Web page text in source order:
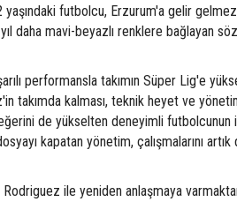
futbolcu, Erzurum'a gelir
daha mavi-beyazlı renklere bağlayan
performansla takımın Süper Lig'e
takımda kalması, teknik heyet ve
de yükselten deneyimli futbolcunun
kapatan yönetim, çalışmalarını artık
ile yeniden anlaşmaya